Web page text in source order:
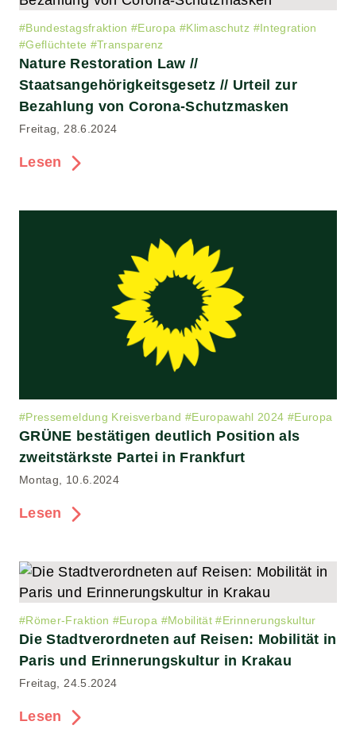
#Bundestagsfraktion #Europa #Klimaschutz #Integration
#Geflüchtete #Transparenz
Nature Restoration Law //
Staatsangehörigkeitsgesetz // Urteil zur
Bezahlung von Corona-Schutzmasken
Freitag, 28.6.2024
Lesen
#Pressemeldung Kreisverband #Europawahl 2024 #Europa
GRÜNE bestätigen deutlich Position als
zweitstärkste Partei in Frankfurt
Montag, 10.6.2024
Lesen
#Römer-Fraktion #Europa #Mobilität #Erinnerungskultur
Die Stadtverordneten auf Reisen: Mobilität in
Paris und Erinnerungskultur in Krakau
Freitag, 24.5.2024
Lesen